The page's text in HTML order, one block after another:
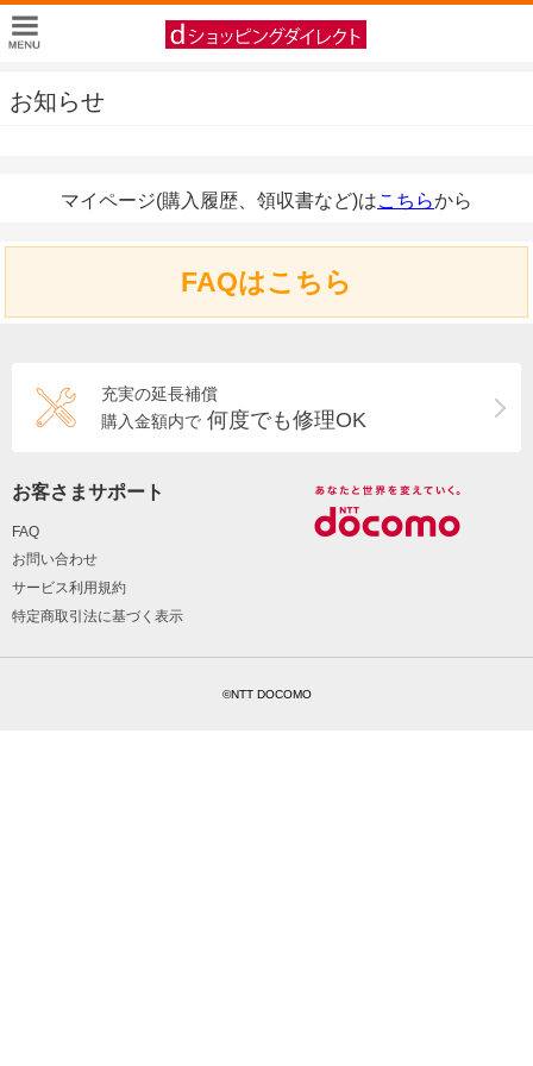
お知らせ
マイページ(購入履歴、領収書など)はこちらから
FAQはこちら
充実の延長補償
購入金額内で 何度でも修理OK
お客さまサポート
FAQ
お問い合わせ
サービス利用規約
特定商取引法に基づく表示
©NTT DOCOMO